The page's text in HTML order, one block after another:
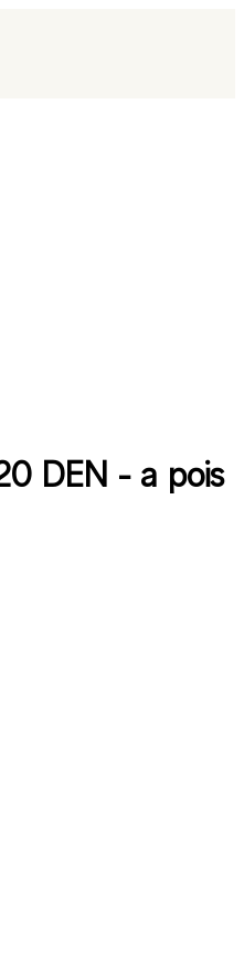
DEN - a pois